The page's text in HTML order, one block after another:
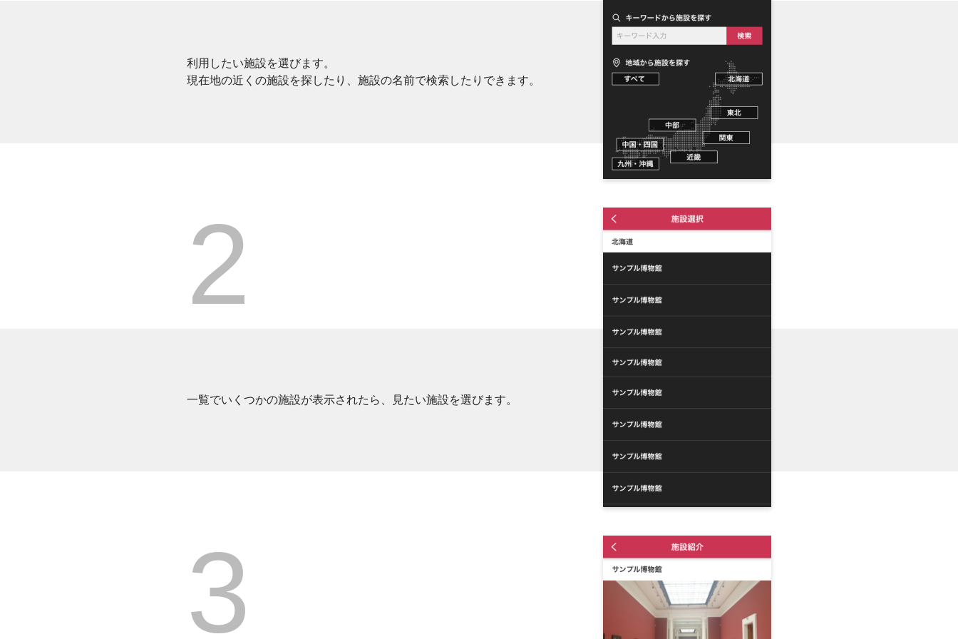
利用したい施設を選びます。
現在地の近くの施設を探したり、施設の名前で検索したりできます。
2
一覧でいくつかの施設が表示されたら、見たい施設を選びます。
3